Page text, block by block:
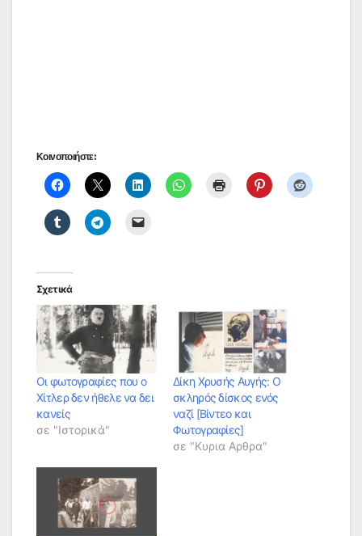
Κοινοποιήστε:
Σχετικά
Οι φωτογραφίες που ο
Χίτλερ δεν ήθελε να δει
κανείς
σε "Ιστορικά"
Δίκη Χρυσής Αυγής: Ο
σκληρός δίσκος ενός
ναζί [Βίντεο και
Φωτογραφίες]
σε "Κυρια Αρθρα"